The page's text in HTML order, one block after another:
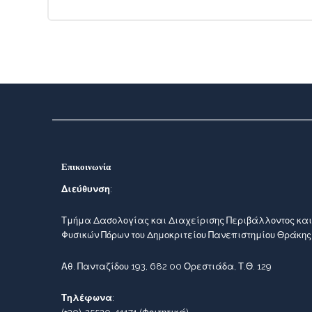
Επικοινωνία
Διεύθυνση:
Τμήμα Δασολογίας και Διαχείρισης Περιβάλλοντος και
Φυσικών Πόρων του Δημοκριτείου Πανεπιστημίου Θράκης,
Αθ. Πανταζίδου 193, 682 00 Ορεστιάδα, Τ.Θ. 129
Τηλέφωνα: